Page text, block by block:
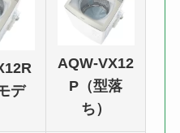
デ
AQW-VX12
P（型落
ち）